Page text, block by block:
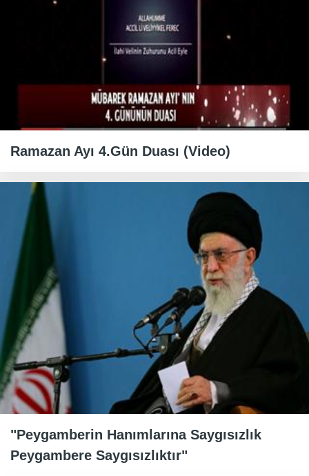
Ramazan Ayı 4.Gün Duası (Video)
"Peygamberin Hanımlarına Saygısızlık
Peygambere Saygısızlıktır"